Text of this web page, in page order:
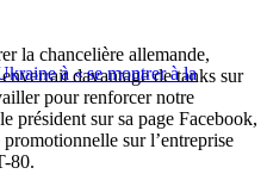
à « se montrer à la
la chancelière allemande,
davantage de tanks sur
pour renforcer notre
président sur sa page Facebook,
sur l’entreprise
80.